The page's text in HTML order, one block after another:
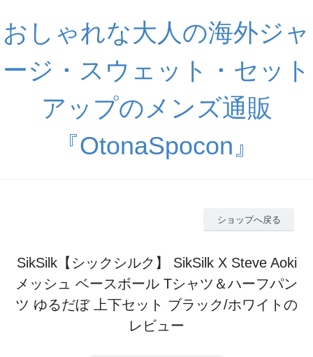
おしゃれな大人の海外ジャ
ージ・スウェット・セット
アップのメンズ通販
『OtonaSpocon』
ショップへ戻る
SikSilk【シックシルク】 SikSilk X Steve Aoki
メッシュ ベースボール Tシャツ＆ハーフパン
ツ ゆるだぼ 上下セット ブラック/ホワイトの
レビュー